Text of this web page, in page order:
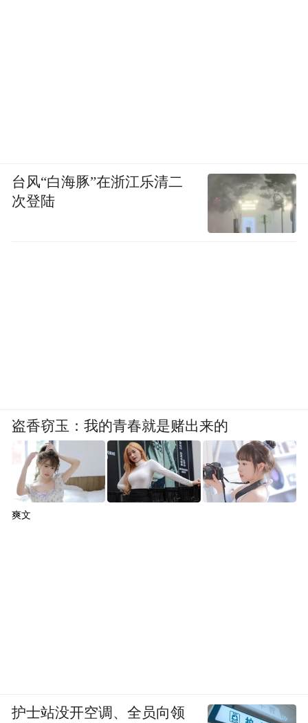
台风“白海豚”在浙江乐清二
次登陆
盗香窃玉：我的青春就是赌出来的
爽文
护士站没开空调、全员向领